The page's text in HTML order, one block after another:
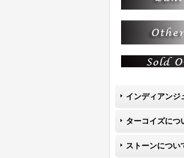
インディアンジ
ターコイズにつ
ストーンについ